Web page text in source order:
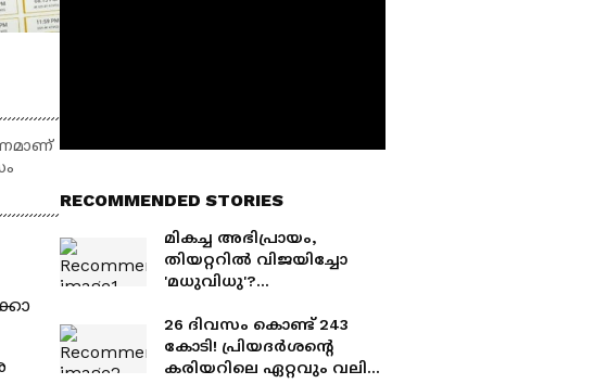
RECOMMENDED STORIES
മികച്ച അഭിപ്രായം,
തിയറ്ററില്‍ വിജയിച്ചോ
'മധുവിധു'?
നിര്‍മ്മാതാക്കള്‍
26 ദിവസം കൊണ്ട് 243
കോടി! പ്രിയദര്‍ശന്‍റെ
കരിയറിലെ ഏറ്റവും വലിയ